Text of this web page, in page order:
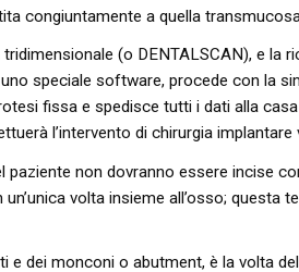
congiuntamente a quella
(o DENTALSCAN), e la
speciale software, procede con la
fissa e spedisce tutti i dati alla
l’intervento di chirurgia implantare
paziente non dovranno essere incise
volta insieme all’osso; questa
e dei monconi o abutment, è la volta